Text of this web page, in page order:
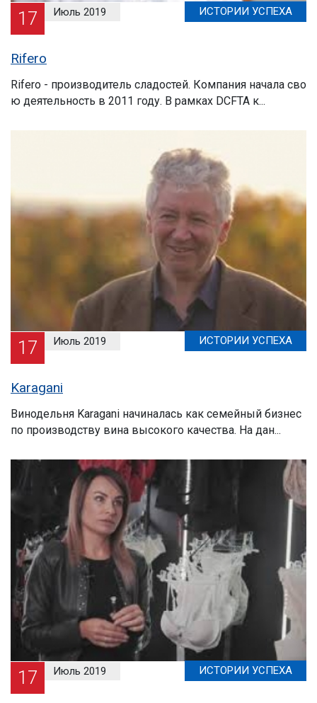
17 Июль 2019 ИСТОРИИ УСПЕХА
Rifero
Rifero - производитель сладостей. Компания начала сво
ю деятельность в 2011 году. В рамках DCFTA к...
17 Июль 2019 ИСТОРИИ УСПЕХА
Karagani
Винодельня Karagani начиналась как семейный бизнес
по производству вина высокого качества. На дан...
17 Июль 2019 ИСТОРИИ УСПЕХА